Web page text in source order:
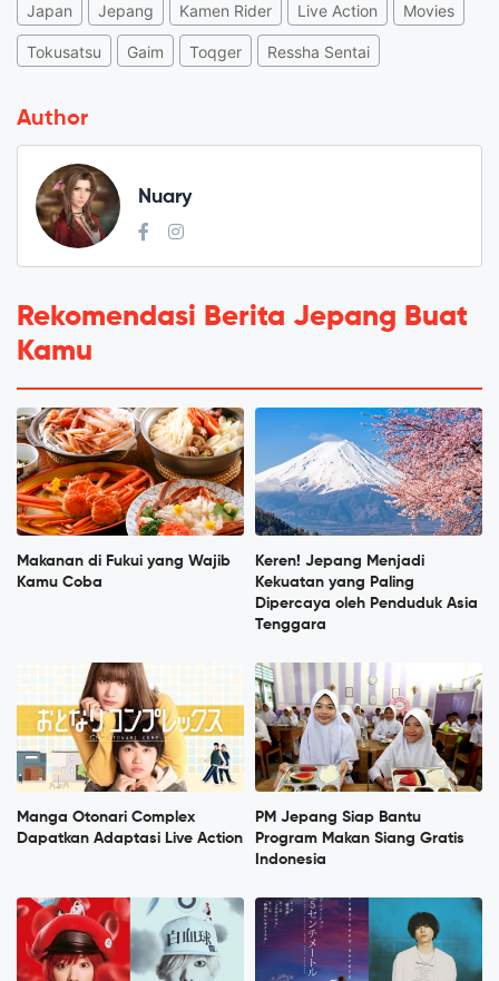
Japan Jepang Kamen Rider Live Action Movies
Tokusatsu Gaim Toqger Ressha Sentai
Author
Nuary
Rekomendasi Berita Jepang Buat
Kamu
Makanan di Fukui yang Wajib
Kamu Coba
Keren! Jepang Menjadi
Kekuatan yang Paling
Dipercaya oleh Penduduk Asia
Tenggara
Manga Otonari Complex
Dapatkan Adaptasi Live Action
PM Jepang Siap Bantu
Program Makan Siang Gratis
Indonesia